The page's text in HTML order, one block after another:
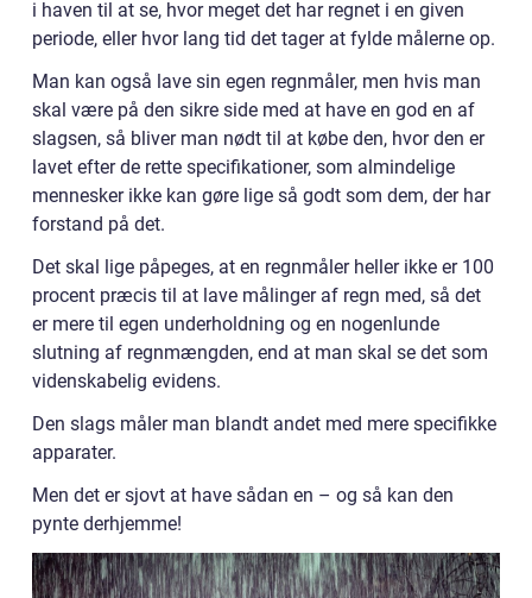
i haven til at se, hvor meget det har regnet i en given
periode, eller hvor lang tid det tager at fylde målerne op.
Man kan også lave sin egen regnmåler, men hvis man
skal være på den sikre side med at have en god en af
slagsen, så bliver man nødt til at købe den, hvor den er
lavet efter de rette specifikationer, som almindelige
mennesker ikke kan gøre lige så godt som dem, der har
forstand på det.
Det skal lige påpeges, at en regnmåler heller ikke er 100
procent præcis til at lave målinger af regn med, så det
er mere til egen underholdning og en nogenlunde
slutning af regnmængden, end at man skal se det som
videnskabelig evidens.
Den slags måler man blandt andet med mere specifikke
apparater.
Men det er sjovt at have sådan en – og så kan den
pynte derhjemme!